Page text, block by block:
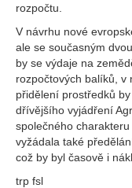
rozpočtu.
V návrhu nové
ale se současným
by se výdaje na
rozpočtových balíků, v
přidělení prostředků
dřívějšího vyjádření
společného
vyžádala také
což by byl časově i
trp fsl